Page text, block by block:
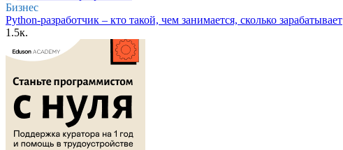
Бизнес
Python-разработчик – кто такой, чем занимается, сколько зарабатывает
1.5к.